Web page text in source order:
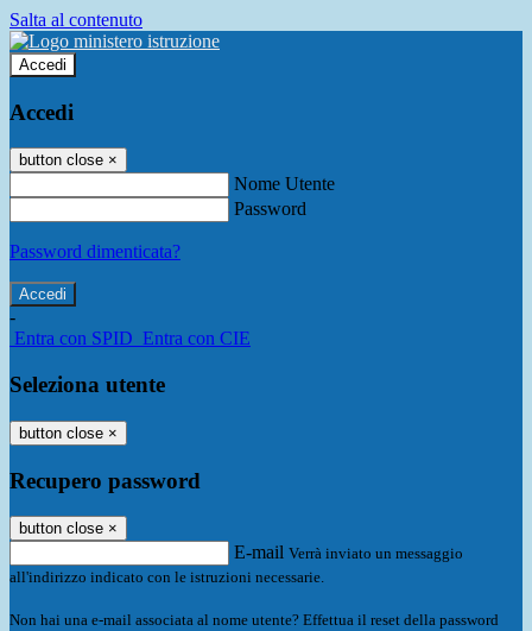
Salta al contenuto
Accedi
Accedi
button close ×
Nome Utente
Password
Password dimenticata?
-
Entra con SPID Entra con CIE
Seleziona utente
button close ×
Recupero password
button close ×
E-mail Verrà inviato un messaggio
all'indirizzo indicato con le istruzioni necessarie.
Non hai una e-mail associata al nome utente? Effettua il reset della password